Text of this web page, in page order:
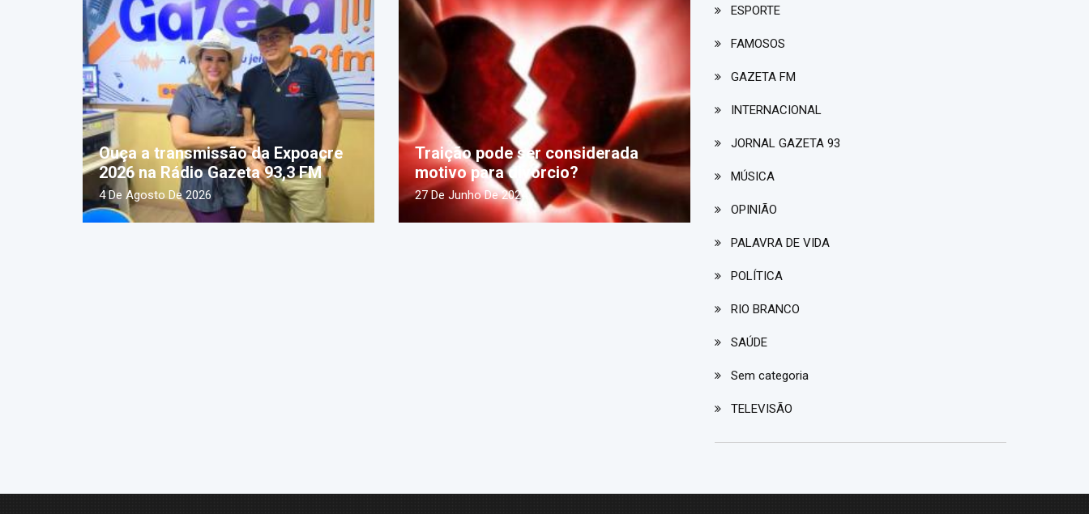
Ouça a transmissão da Expoacre
2026 na Rádio Gazeta 93,3 FM
4 De Agosto De 2026
Traição pode ser considerada
motivo para divórcio?
27 De Junho De 2024
ESPORTE
FAMOSOS
GAZETA FM
INTERNACIONAL
JORNAL GAZETA 93
MÚSICA
OPINIÃO
PALAVRA DE VIDA
POLÍTICA
RIO BRANCO
SAÚDE
Sem categoria
TELEVISÃO